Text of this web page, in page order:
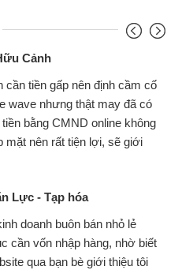
Cảnh
cần tiền gấp nên định cầm cố
wave nhưng thật may đã có
bằng CMND online không
mặt nên rất tiện lợi, sẽ giới
Lực - Tạp hóa
doanh buôn bán nhỏ lẻ
cần vốn nhập hàng, nhờ biết
qua bạn bè giới thiệu tôi